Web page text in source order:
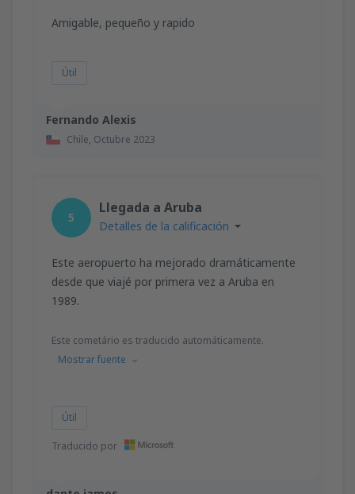
Fernando Alexis
Chile, Octubre 2023
Amigable, pequeño y rapido
Útil
5
Llegada a Aruba
Detalles de la calificación
Este aeropuerto ha mejorado dramáticamente
desde que viajé por primera vez a Aruba en
1989.
Este cometário es traducido automáticamente.
Mostrar fuente
Útil
Traducido por